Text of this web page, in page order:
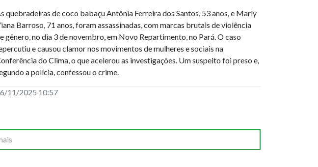
quebradeiras de coco babaçu Antônia Ferreira dos Santos, 53 anos, e Marly
Barroso, 71 anos, foram assassinadas, com marcas brutais de violência
gênero, no dia 3 de novembro, em Novo Repartimento, no Pará. O caso
e causou clamor nos movimentos de mulheres e sociais na
do Clima, o que acelerou as investigações. Um suspeito foi preso e,
a polícia, confessou o crime.
11/2025 10:57